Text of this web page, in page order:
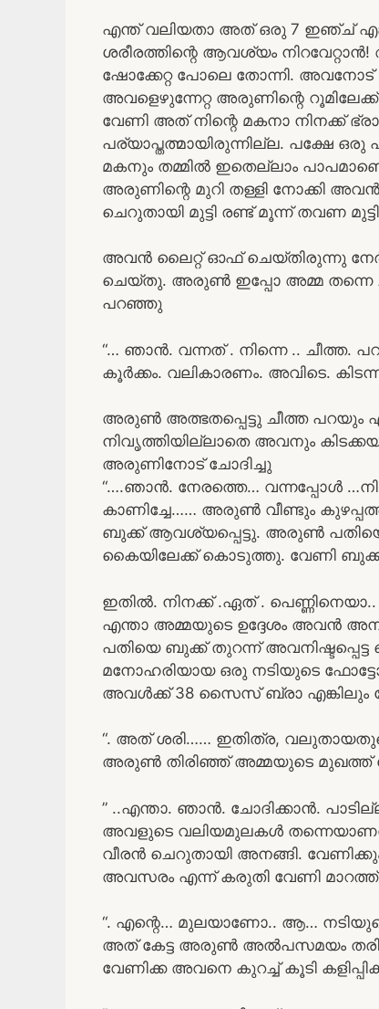
എന്ത് വലിയതാ അത് ഒരു 7 ഇഞ്ച്
ശരീരത്തിന്റെ ആവശ്യം
ഷോക്കേറ്റ പോലെ തോന്നി. അവനോട്
അവളെഴുന്നേറ്റ അരുണിന്റെ
വേണി അത് നിന്റെ മകനാ നിനക്ക്
പര്യാപ്തത്മായിരുന്നില്ല. പക്ഷേ
മകനും തമ്മിൽ ഇതെല്ലാം
അരുണിന്റെ മുറി തള്ളി നോക്കി അവൻ
ചെറുതായി മുട്ടി രണ്ട് മൂന്ന് തവണ
അവൻ ലൈറ്റ് ഓഫ് ചെയ്തിരുന്നു
ചെയ്തു. അരുൺ ഇപ്പോ അമ്മ തന്നെ
പറഞ്ഞു
“… ഞാൻ. വന്നത് . നിന്നെ .. ചീത്ത.
കൂർക്കം. വലികാരണം. അവിടെ.
അരുൺ അത്ഭതപ്പെട്ടു ചീത്ത പറയും
നിവൃത്തിയില്ലാതെ അവനും
അരുണിനോട് ചോദിച്ചു
“….ഞാൻ. നേരത്തെ… വന്നപ്പോൾ
കാണിച്ചേ…… അരുൺ വീണ്ടും
ബുക്ക് ആവശ്യപ്പെട്ടു. അരുൺ പതിയെ
കൈയിലേക്ക് കൊടുത്തു. വേണി
ഇതിൽ. നിനക്ക് .ഏത് .
എന്താ അമ്മയുടെ ഉദ്ദേശം അവൻ
പതിയെ ബുക്ക് തുറന്ന്
മനോഹരിയായ ഒരു നടിയുടെ
അവൾക്ക് 38 സൈസ് ബ്രാ എങ്കിലും
“. അത് ശരി…… ഇതിത്ര,
അരുൺ തിരിഞ്ഞ് അമ്മയുടെ മുഖത്ത്
” ..എന്താ. ഞാൻ. ചോദിക്കാൻ.
അവളുടെ വലിയമുലകൾ
വീരൻ ചെറുതായി അനങ്ങി.
അവസരം എന്ന് കരുതി വേണി മാറത്ത്
“. എന്റെ… മുലയാണോ.. ആ…
അത് കേട്ട അരുൺ അൽപസമയം
വേണിക്ക അവനെ കുറച്ച് കൂടി